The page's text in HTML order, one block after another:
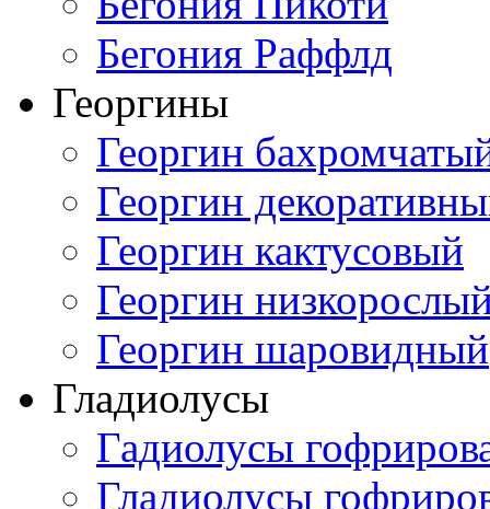
Бегония Раффлд
Георгины
Георгин
Георгин
Георгин кактусовый
Георгин
Георгин шаровидный
Гладиолусы
Гадиолусы
Гладиолусы